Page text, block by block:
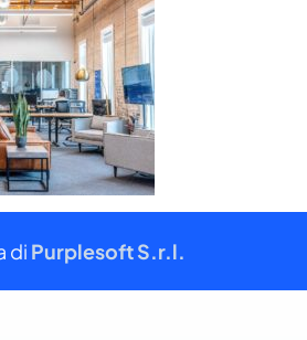
di Purplesoft S.r.l.